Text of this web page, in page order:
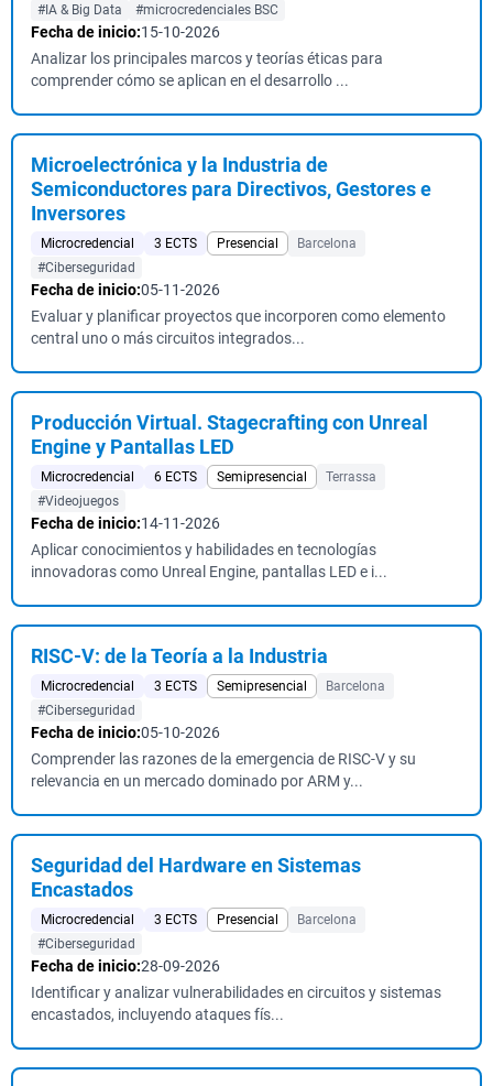
#IA & Big Data
#microcredenciales BSC
Fecha de inicio:15-10-2026
Analizar los principales marcos y teorías éticas para
comprender cómo se aplican en el desarrollo ...
Microelectrónica y la Industria de
Semiconductores para Directivos, Gestores e
Inversores
Microcredencial 3 ECTS Presencial
Barcelona
#Ciberseguridad
Fecha de inicio:05-11-2026
Evaluar y planificar proyectos que incorporen como elemento
central uno o más circuitos integrados...
Producción Virtual. Stagecrafting con Unreal
Engine y Pantallas LED
Microcredencial 6 ECTS Semipresencial
Terrassa
#Videojuegos
Fecha de inicio:14-11-2026
Aplicar conocimientos y habilidades en tecnologías
innovadoras como Unreal Engine, pantallas LED e i...
RISC-V: de la Teoría a la Industria
Microcredencial 3 ECTS Semipresencial
Barcelona
#Ciberseguridad
Fecha de inicio:05-10-2026
Comprender las razones de la emergencia de RISC-V y su
relevancia en un mercado dominado por ARM y...
Seguridad del Hardware en Sistemas
Encastados
Microcredencial 3 ECTS Presencial
Barcelona
#Ciberseguridad
Fecha de inicio:28-09-2026
Identificar y analizar vulnerabilidades en circuitos y sistemas
encastados, incluyendo ataques fís...